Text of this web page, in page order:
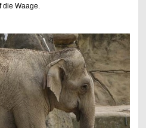
Waage.